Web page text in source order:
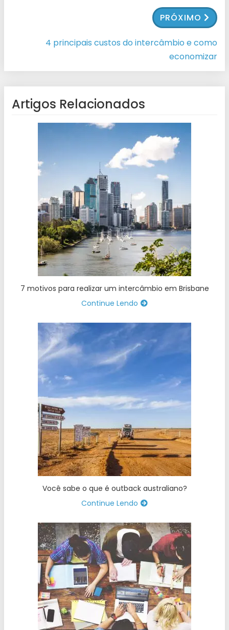
PRÓXIMO
4 principais custos do intercâmbio e como
economizar
Artigos Relacionados
7 motivos para realizar um intercâmbio em Brisbane
Continue Lendo
Você sabe o que é outback australiano?
Continue Lendo